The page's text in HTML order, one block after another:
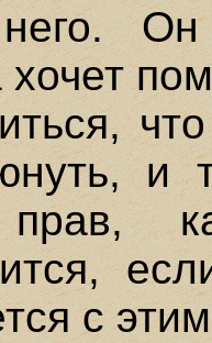
и
прав,
с